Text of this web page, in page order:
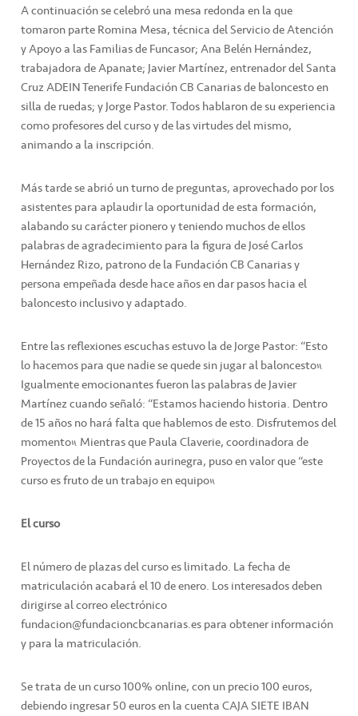
A continuación se celebró una mesa redonda en la que
tomaron parte Romina Mesa, técnica del Servicio de Atención
y Apoyo a las Familias de Funcasor; Ana Belén Hernández,
trabajadora de Apanate; Javier Martínez, entrenador del Santa
Cruz ADEIN Tenerife Fundación CB Canarias de baloncesto en
silla de ruedas; y Jorge Pastor. Todos hablaron de su experiencia
como profesores del curso y de las virtudes del mismo,
animando a la inscripción.
Más tarde se abrió un turno de preguntas, aprovechado por los
asistentes para aplaudir la oportunidad de esta formación,
alabando su carácter pionero y teniendo muchos de ellos
palabras de agradecimiento para la figura de José Carlos
Hernández Rizo, patrono de la Fundación CB Canarias y
persona empeñada desde hace años en dar pasos hacia el
baloncesto inclusivo y adaptado.
Entre las reflexiones escuchas estuvo la de Jorge Pastor: “Esto
lo hacemos para que nadie se quede sin jugar al baloncesto”.
Igualmente emocionantes fueron las palabras de Javier
Martínez cuando señaló: “Estamos haciendo historia. Dentro
de 15 años no hará falta que hablemos de esto. Disfrutemos del
momento”. Mientras que Paula Claverie, coordinadora de
Proyectos de la Fundación aurinegra, puso en valor que “este
curso es fruto de un trabajo en equipo”.
El curso
El número de plazas del curso es limitado. La fecha de
matriculación acabará el 10 de enero. Los interesados deben
dirigirse al correo electrónico
fundacion@fundacioncbcanarias.es para obtener información
y para la matriculación.
Se trata de un curso 100% online, con un precio 100 euros,
debiendo ingresar 50 euros en la cuenta CAJA SIETE IBAN